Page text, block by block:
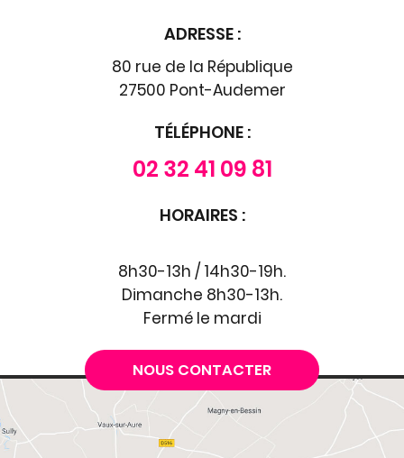
ADRESSE :
80 rue de la République
27500 Pont-Audemer
TÉLÉPHONE :
02 32 41 09 81
HORAIRES :
8h30-13h / 14h30-19h.
Dimanche 8h30-13h.
Fermé le mardi
NOUS CONTACTER